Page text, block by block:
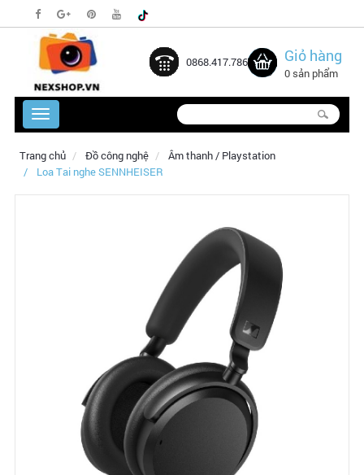
0868.417.786 Giỏ hàng
0 sản phẩm
Trang chủ Đồ công nghệ
Âm thanh / Playstation
Loa Tai nghe SENNHEISER